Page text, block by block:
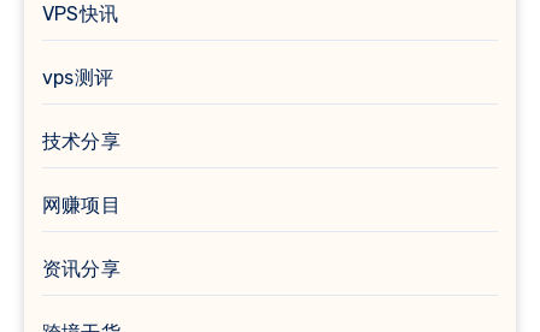
VPS快讯
vps测评
技术分享
网赚项目
资讯分享